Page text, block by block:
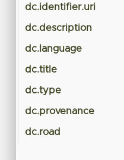
dc.identifier.uri
dc.description
dc.language
dc.title
dc.type
dc.provenance
dc.road